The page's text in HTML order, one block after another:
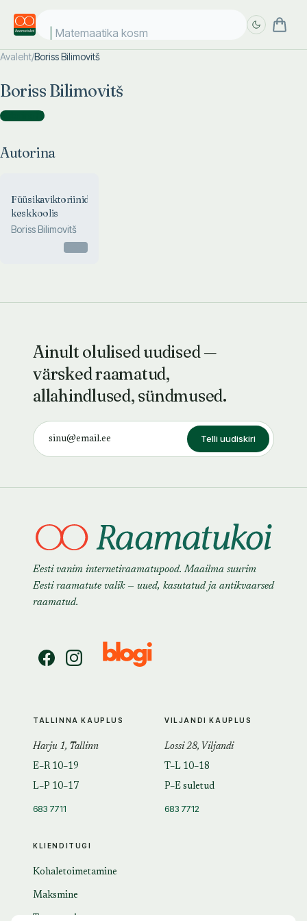
Matemaatika kosmo
Avaleht/Boriss Bilimovitš
Boriss Bilimovitš
Autorina )
Autorina
Füüsikaviktoriinid
keskkoolis
Boriss Bilimovitš
Ainult olulised uudised —
värsked raamatud,
allahindlused, sündmused.
Telli uudiskiri
Eesti vanim internetiraamatupood. Maailma suurim
Eesti raamatute valik — uued, kasutatud ja antikvaarsed
raamatud.
KLIENDITUGI
Kohaletoimetamine
Maksmine
TALLINNA KAUPLUS
Harju 1, Tallinn
E–R 10–19
L–P 10–17
683 7711
VILJANDI KAUPLUS
Lossi 28, Viljandi
T–L 10–18
P–E suletud
683 7712